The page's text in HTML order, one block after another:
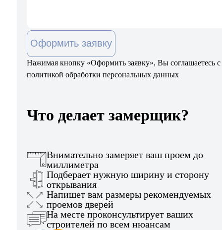
Оформить заявку
Нажимая кнопку «Оформить заявку», Вы соглашаетесь с
политикой обработки персональных данных
Что делает замерщик?
Внимательно замеряет ваш проем до
миллиметра
Подберает нужную ширину и сторону
открывания
Напишет вам размеры рекомендуемых
проемов дверей
На месте проконсультирует ваших
строителей по всем нюансам